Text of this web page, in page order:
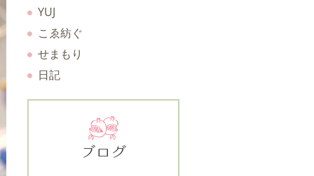
YUJ
こゑ紡ぐ
せまもり
日記
ブログ